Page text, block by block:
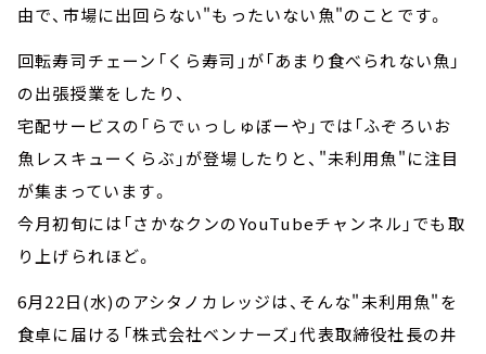
由で、市場に出回らない"もったいない魚"のことです。
回転寿司チェーン「くら寿司」が「あまり食べられない魚」
の出張授業をしたり、
宅配サービスの「らでぃっしゅぼーや」では「ふぞろいお
魚レスキューくらぶ」が登場したりと、"未利用魚"に注目
が集まっています。
今月初旬には「さかなクンのYouTubeチャンネル」でも取
り上げられほど。
6月22日(水)のアシタノカレッジは、そんな"未利用魚"を
食卓に届ける「株式会社ベンナーズ」代表取締役社長の井